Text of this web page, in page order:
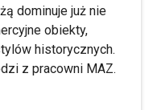
dominuje już nie
obiekty,
historycznych.
z pracowni MAZ.